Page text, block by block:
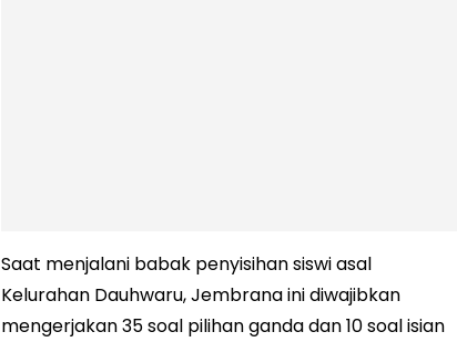
Saat menjalani babak penyisihan siswi asal
Kelurahan Dauhwaru, Jembrana ini diwajibkan
mengerjakan 35 soal pilihan ganda dan 10 soal isian